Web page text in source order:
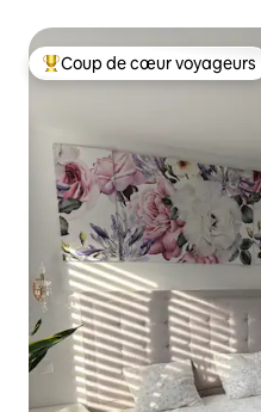
Coups de cœur voyageurs
Coup de cœur voyageurs